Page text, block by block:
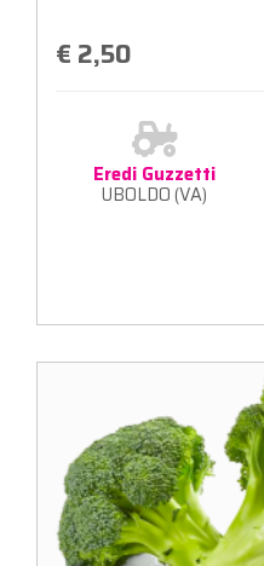
€ 2,50
Eredi Guzzetti
UBOLDO (VA)